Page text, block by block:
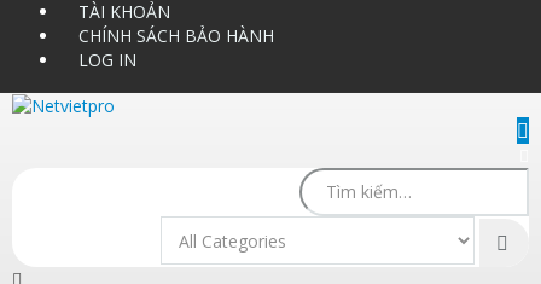
TÀI KHOẢN
CHÍNH SÁCH BẢO HÀNH
LOG IN